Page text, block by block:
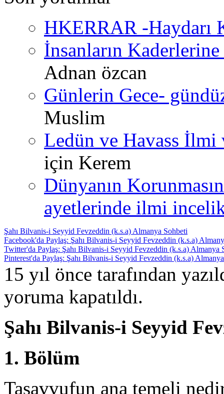
HKERRAR -Haydarı
İnsanların
Adnan özcan
Günlerin Gece-
Muslim
Ledün ve Havass İlmi
için Kerem
Dünyanın
ayetlerinde ilmi
Şahı Bilvanis-i Seyyid Fevzeddin (k.s.a) Almanya Sohbeti
Facebook'da Paylaş: Şahı Bilvanis-i Seyyid Fevzeddin (k.s.a)
Twitter'da Paylaş: Şahı Bilvanis-i Seyyid Fevzeddin (k.s.a) Almanya
Pinterest'da Paylaş: Şahı Bilvanis-i Seyyid Fevzeddin (k.s.a)
15 yıl önce tarafından
yoruma kapatıldı.
Şahı Bilvanis-i Seyyid
1. Bölüm
Tasavvufun ana temeli